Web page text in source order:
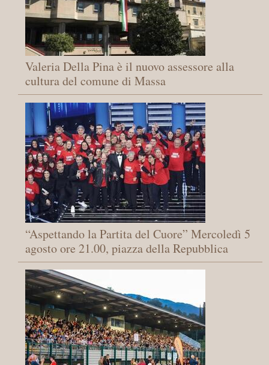
Valeria Della Pina è il nuovo assessore alla
cultura del comune di Massa
“Aspettando la Partita del Cuore” Mercoledì 5
agosto ore 21.00, piazza della Repubblica